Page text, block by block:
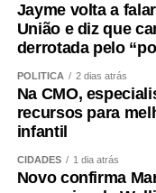
Jayme volta a
União e diz que
derrotada pelo
POLÍTICA 2 dias atrás
Na CMO,
recursos para
infantil
CIDADES 1 dia atrás
Novo confirma